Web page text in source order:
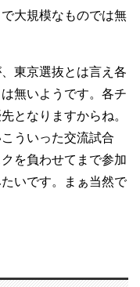
大規模なものでは無
東京選抜とは言え各
無いようです。各チ
となりますからね。
ういった交流試合
を負わせてまで参加
いです。まぁ当然で